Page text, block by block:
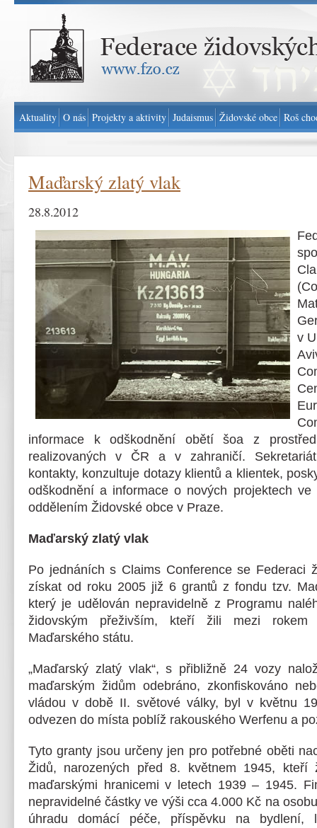
Federace židovských obcí v ČR - www.fzo.cz
Maďarský zlatý vlak
28.8.2012
v
informace k odškodnění obětí šoa z
realizovaných v ČR a v zahraničí.
kontakty, konzultuje dotazy klientů a klientek,
odškodnění a informace o nových projektech
oddělením Židovské obce v Praze.
Maďarský zlatý vlak
Po jednáních s Claims Conference se Federaci
získat od roku 2005 již 6 grantů z fondu tzv.
který je udělován nepravidelně z Programu
židovským přeživším, kteří žili mezi rokem
Maďarského státu.
„Maďarský zlatý vlak“, s přibližně 24 vozy
maďarským židům odebráno, zkonfiskováno
vládou v době II. světové války, byl v květnu
odvezen do místa poblíž rakouského Werfenu a
Tyto granty jsou určeny jen pro potřebné oběti
Židů, narozených před 8. květnem 1945, kteří
maďarskými hranicemi v letech 1939 – 1945.
nepravidelné částky ve výši cca 4.000 Kč na
úhradu domácí péče, příspěvku na bydlení,
Aktuality O nás Projekty a aktivity Judaismus Židovské obce Roš